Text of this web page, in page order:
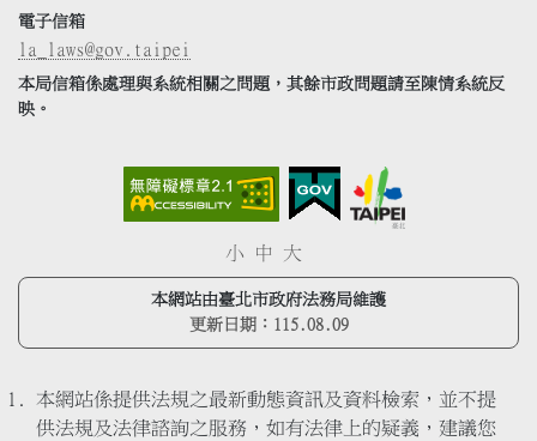
電子信箱
la_laws@gov.taipei
本局信箱係處理與系統相關之問題，其餘市政問題請至陳情系統反
映。
小 中 大
本網站由臺北市政府法務局維護
更新日期： 115.08.09
本網站係提供法規之最新動態資訊及資料檢索，並不提
供法規及法律諮詢之服務，如有法律上的疑義，建議您